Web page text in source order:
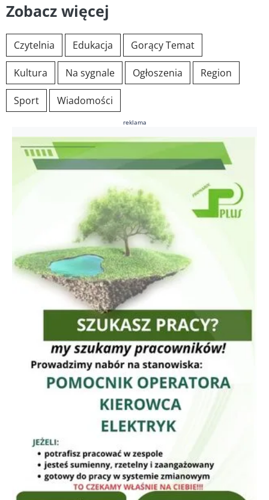
Zobacz więcej
Czytelnia Edukacja Gorący Temat
Kultura Na sygnale Ogłoszenia Region
Sport Wiadomości
reklama